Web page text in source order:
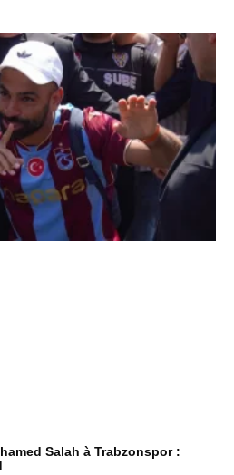
Salah à Trabzonspor :